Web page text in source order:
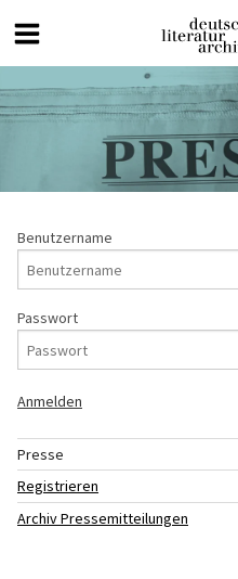
Deutsches
Marbach
Benutzername
Passwort
Presse
Registrieren
Archiv Pressemitteilungen